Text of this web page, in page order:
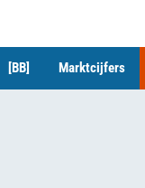
[BB] Marktcijfers